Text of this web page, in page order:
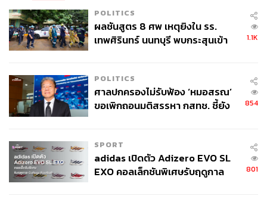
POLITICS
ผลชันสูตร 8 ศพ เหตุยิงใน รร.
เทพศิรินทร์ นนทบุรี พบกระสุนเข้า
1.1K
POLITICS
ศาลปกครองไม่รับฟ้อง ‘หมอสรณ’
ขอเพิกถอนมติสรรหา กสทช. ชี้ยัง
854
SPORT
adidas เปิดตัว Adizero EVO SL
EXO คอลเล็กชันพิเศษรับฤดูกาล
801